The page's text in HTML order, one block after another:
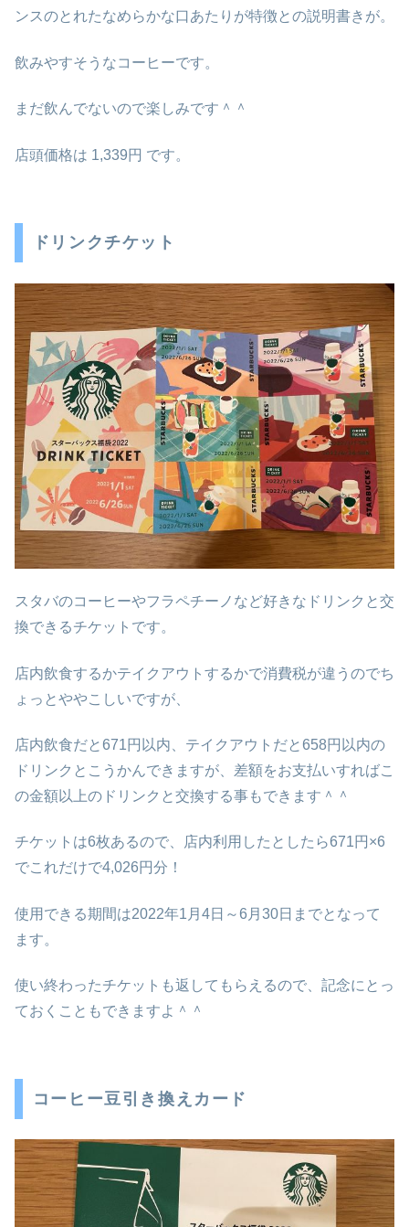
ンスのとれたなめらかな口あたりが特徴との説明書きが。
飲みやすそうなコーヒーです。
まだ飲んでないので楽しみです＾＾
店頭価格は 1,339円 です。
ドリンクチケット
スタバのコーヒーやフラペチーノなど好きなドリンクと交
換できるチケットです。
店内飲食するかテイクアウトするかで消費税が違うのでち
ょっとややこしいですが、
店内飲食だと671円以内、テイクアウトだと658円以内の
ドリンクとこうかんできますが、差額をお支払いすればこ
の金額以上のドリンクと交換する事もできます＾＾
チケットは6枚あるので、店内利用したとしたら671円×6
でこれだけで4,026円分！
使用できる期間は2022年1月4日～6月30日までとなって
ます。
使い終わったチケットも返してもらえるので、記念にとっ
ておくこともできますよ＾＾
コーヒー豆引き換えカード